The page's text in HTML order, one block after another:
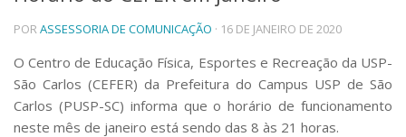
Pessoas
Ensino
Graduação
Pós-Graduação
Educação a distância
PORASSESSORIA DE COMUNICAÇÃO · 16 DE JANEIRO DE 2020
O Centro de Educação Física, Esportes e Recreação da USP-
São Carlos (CEFER) da Prefeitura do Campus USP de São
Carlos (PUSP-SC) informa que o horário de funcionamento
neste mês de janeiro está sendo das 8 às 21 horas.